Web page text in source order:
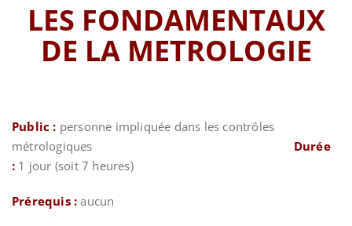
LES FONDAMENTAUX
DE LA METROLOGIE
Public : personne impliquée dans les contrôles
métrologiques
Durée
: 1 jour (soit 7 heures)
Prérequis : aucun